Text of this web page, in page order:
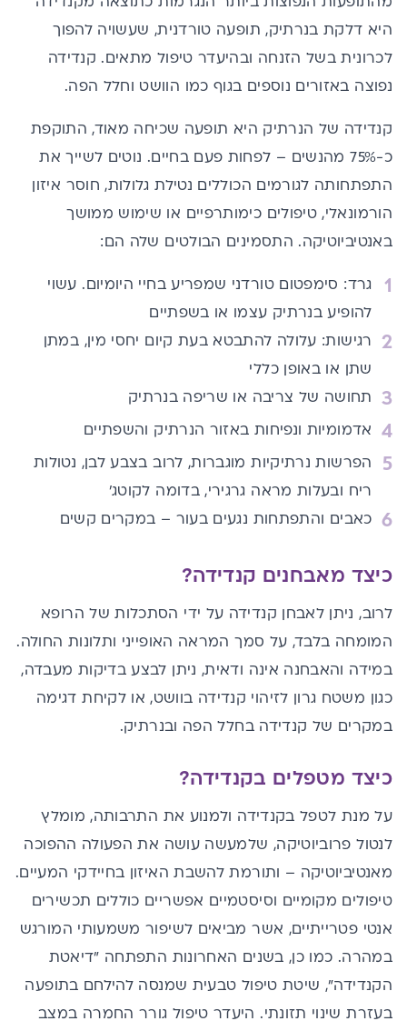
היא דלקת בנרתיק, תופעה טורדנית, שעשויה להפוך
לכרונית בשל הזנחה ובהיעדר טיפול מתאים. קנדידה
נפוצה באזורים נוספים בגוף כמו הוושט וחלל הפה.
קנדידה של הנרתיק היא תופעה שכיחה מאוד, התוקפת
כ-75% מהנשים – לפחות פעם בחיים. נוטים לשייך את
התפתחותה לגורמים הכוללים נטילת גלולות, חוסר איזון
הורמונאלי, טיפולים כימותרפיים או שימוש ממושך
באנטיביוטיקה. התסמינים הבולטים שלה הם:
גרד: סימפטום טורדני שמפריע בחיי היומיום. עשוי
להופיע בנרתיק עצמו או בשפתיים
רגישות: עלולה להתבטא בעת קיום יחסי מין, במתן
שתן או באופן כללי
תחושה של צריבה או שריפה בנרתיק
אדמומיות ונפיחות באזור הנרתיק והשפתיים
הפרשות נרתיקיות מוגברות, לרוב בצבע לבן, נטולות
ריח ובעלות מראה גרגירי, בדומה לקוטג'
כאבים והתפתחות נגעים בעור – במקרים קשים
כיצד מאבחנים קנדידה?
לרוב, ניתן לאבחן קנדידה על ידי הסתכלות של הרופא
המומחה בלבד, על סמך המראה האופייני ותלונות החולה.
במידה והאבחנה אינה ודאית, ניתן לבצע בדיקות מעבדה,
כגון משטח גרון לזיהוי קנדידה בוושט, או לקיחת דגימה
במקרים של קנדידה בחלל הפה ובנרתיק.
כיצד מטפלים בקנדידה?
על מנת לטפל בקנדידה ולמנוע את התרבותה, מומלץ
לנטול פרוביוטיקה, שלמעשה עושה את הפעולה ההפוכה
מאנטיביוטיקה – ותורמת להשבת האיזון בחיידקי המעיים.
טיפולים מקומיים וסיסטמיים אפשריים כוללים תכשירים
אנטי פטרייתיים, אשר מביאים לשיפור משמעותי המורגש
במהרה. כמו כן, בשנים האחרונות התפתחה "דיאטת
הקנדידה", שיטת טיפול טבעית שמנסה להילחם בתופעה
בעזרת שינוי תזונתי. היעדר טיפול גורר החמרה במצב